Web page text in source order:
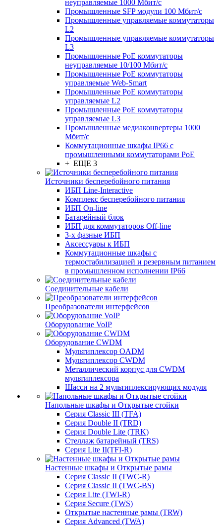
неуправляемые 1000 Мбит/с
Промышленные SFP модули 100 Мбит/c
Промышленные управляемые коммутаторы
L2
Промышленные управляемые коммутаторы
L3
Промышленные PoE коммутаторы
неуправляемые 10/100 Мбит/с
Промышленные PoE коммутаторы
управляемые Web-Smart
Промышленные PoE коммутаторы
управляемые L2
Промышленные PoE коммутаторы
управляемые L3
Промышленные медиаконвертеры 1000
Мбит/с
Коммутационные шкафы IP66 c
промышленными коммутаторами PoE
+ ЕЩЕ 3
Источники бесперебойного питания
ИБП Line-Interactive
Комплекс бесперебойного питания
ИБП On-line
Батарейный блок
ИБП для коммутаторов Off-line
3-х фазные ИБП
Аксессуары к ИБП
Коммутационные шкафы с
термостабилизацией и резервным питанием
в промышленном исполнении IP66
Соединительные кабели
Преобразователи интерфейсов
Оборудование VoIP
Оборудование CWDM
Мультиплекcор OADM
Мультиплексор CWDM
Металлический корпус для CWDM
мультиплексора
Шасси на 2 мультиплексирующих модуля
Напольные шкафы и Открытые стойки
Серия Classic III (TFA)
Серия Double II (TRD)
Серия Double Lite (TRK)
Стеллаж батарейный (TRS)
Серия Lite II(TFI-R)
Настенные шкафы и Открытые рамы
Серия Classic II (TWC-R)
Серия Classic II (TWC-BS)
Серия Lite (TWI-R)
Серия Secure (TWS)
Открытые настенные рамы (TRW)
Серия Advanced (TWA)